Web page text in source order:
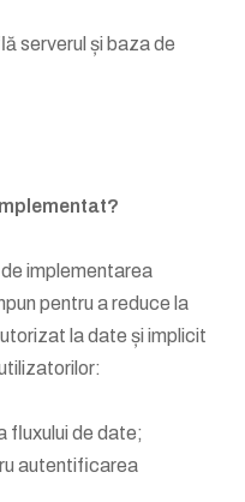
serverul și baza de
implementarea
pentru a reduce la
la date și implicit
fluxului de date;
autentificarea